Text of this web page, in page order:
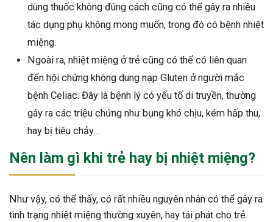
dùng thuốc không đúng cách cũng có thể gây ra nhiều
tác dụng phụ không mong muốn, trong đó có bệnh nhiệt
miệng.
Ngoài ra, nhiệt miệng ở trẻ cũng có thể có liên quan
đến hội chứng không dung nạp Gluten ở người mắc
bệnh Celiac. Đây là bệnh lý có yếu tố di truyền, thường
gây ra các triệu chứng như bụng khó chịu, kém hấp thu,
hay bị tiêu chảy…
Nên làm gì khi trẻ hay bị nhiệt miệng?
Như vậy, có thể thấy, có rất nhiều nguyên nhân có thể gây ra
tình trạng nhiệt miệng thường xuyên, hay tái phát cho trẻ.